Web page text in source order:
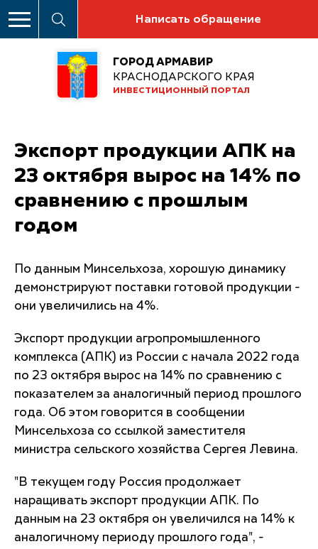
Написать обращение
ГОРОД АРМАВИР
КРАСНОДАРСКОГО КРАЯ
ИНВЕСТИЦИОННЫЙ ПОРТАЛ
Экспорт продукции АПК на
23 октября вырос на 14% по
сравнению с прошлым
годом
По данным Минсельхоза, хорошую динамику
демонстрируют поставки готовой продукции -
они увеличились на 4%.
Экспорт продукции агропромышленного
комплекса (АПК) из России с начала 2022 года
по 23 октября вырос на 14% по сравнению с
показателем за аналогичный период прошлого
года. Об этом говорится в сообщении
Минсельхоза со ссылкой заместителя
министра сельского хозяйства Сергея Левина.
"В текущем году Россия продолжает
наращивать экспорт продукции АПК. По
данным на 23 октября он увеличился на 14% к
аналогичному периоду прошлого года", -